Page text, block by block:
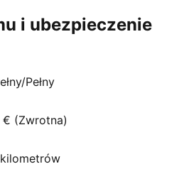
i ubezpieczenie
Pełny
€ (Zwrotna)